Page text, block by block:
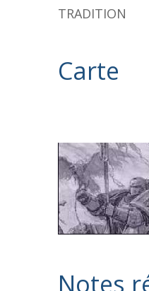
TRADITION
Carte
Notes